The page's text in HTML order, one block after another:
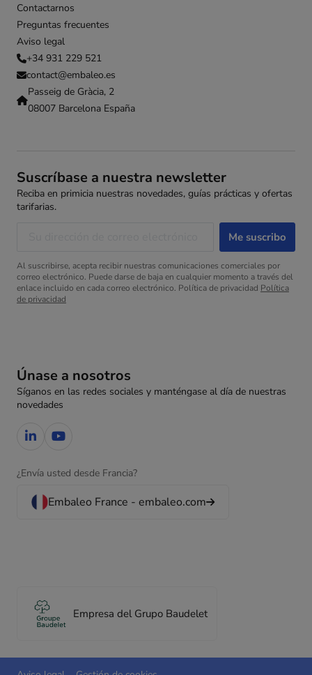
Contactarnos
Preguntas frecuentes
Aviso legal
+34 931 229 521
contact@embaleo.es
Passeig de Gràcia, 2
08007 Barcelona España
Únase a nosotros
Síganos en las redes sociales y manténgase al día de nuestras
novedades
¿Envía usted desde Francia?
Embaleo France - embaleo.com
Empresa del Grupo Baudelet
Suscríbase a nuestra newsletter
Reciba en primicia nuestras novedades, guías prácticas y ofertas
tarifarias.
Al suscribirse, acepta recibir nuestras comunicaciones comerciales por
correo electrónico. Puede darse de baja en cualquier momento a través del
enlace incluido en cada correo electrónico. Política de privacidad Política
de privacidad